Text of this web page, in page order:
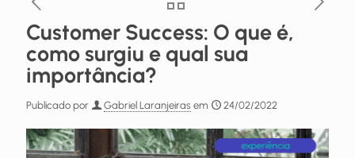
Customer Success: O que é,
como surgiu e qual sua
importância?
Publicado por Gabriel Laranjeiras em 24/02/2022